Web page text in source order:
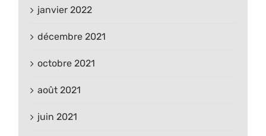
janvier 2022
décembre 2021
octobre 2021
août 2021
juin 2021